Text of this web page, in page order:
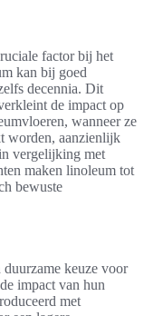
factor bij het
kan bij goed
decennia. Dit
de impact op
wanneer ze
worden, aanzienlijk
vergelijking met
maken linoleum tot
bewuste
keuze voor
impact van hun
met